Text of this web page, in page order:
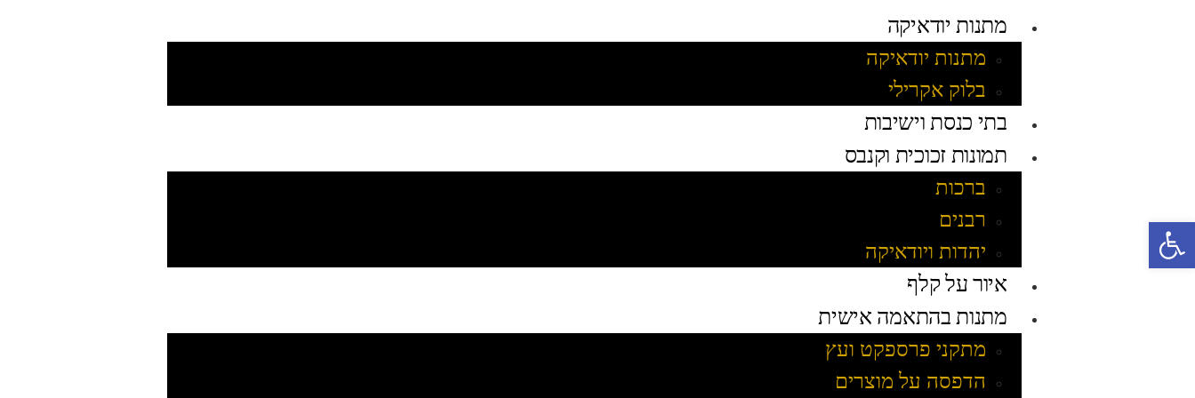
מתנות יודאיקה
מתנות יודאיקה
בלוק אקרילי
בתי כנסת וישיבות
תמונות זכוכית וקנבס
ברכות
רבנים
יהדות ויודאיקה
איור על קלף
מתנות בהתאמה אישית
מתקני פרספקט ועץ
הדפסה על מוצרים
פתח סרגל נגישות